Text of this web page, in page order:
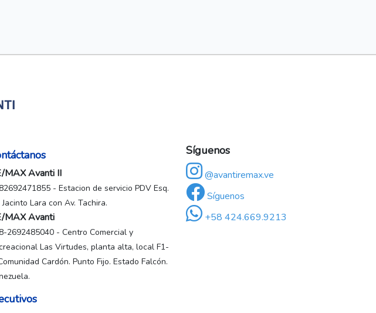
MAX Avanti II
- Estacion de servicio PDV Esq.
Jacinto Lara con Av. Tachira.
MAX Avanti
2692485040 - Centro Comercial y
Las Virtudes, planta alta, local F1-
Cardón. Punto Fijo. Estado Falcón.
Síguenos
@avantiremax.ve
Síguenos
+58 424.669.9213